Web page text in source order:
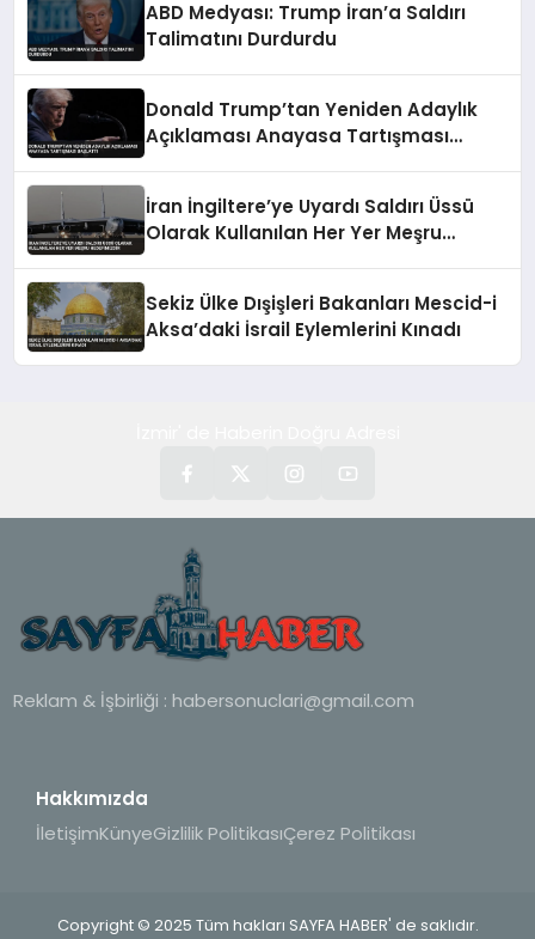
ABD Medyası: Trump İran’a Saldırı
Talimatını Durdurdu
Donald Trump’tan Yeniden Adaylık
Açıklaması Anayasa Tartışması
İran İngiltere’ye Uyardı Saldırı Üssü
Olarak Kullanılan Her Yer Meşru
Sekiz Ülke Dışişleri Bakanları Mescid-i
Aksa’daki İsrail Eylemlerini Kınadı
Reklam & İşbirliği : habersonuclari@gmail.com
Hakkımızda
İletişimKünyeGizlilik PolitikasıÇerez Politikası
Copyright © 2025 Tüm hakları SAYFA HABER' de saklıdır.